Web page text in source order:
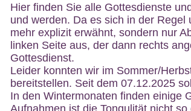
Hier finden Sie alle Gottesdienste
und werden. Da es sich in der
mehr explizit erwähnt, sondern nur
linken Seite aus, der dann rechts
Gottesdienst.
Leider konnten wir im Sommer/
bereitstellen. Seit dem 07.12.2025
In den Wintermonaten finden einige
Aufnahmen ist die Tonqulität nicht